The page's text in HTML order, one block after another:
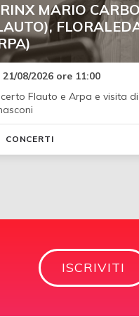
MARIO
21/08/2026 ore 11:00
Flauto e Arpa e visita
CONCERTI
ISCRIVITI